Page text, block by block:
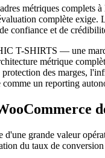
métriques complets
complète
confiance et de
T-SHIRTS — une
métrique
des marges,
un reporting
grande valeur
du taux de